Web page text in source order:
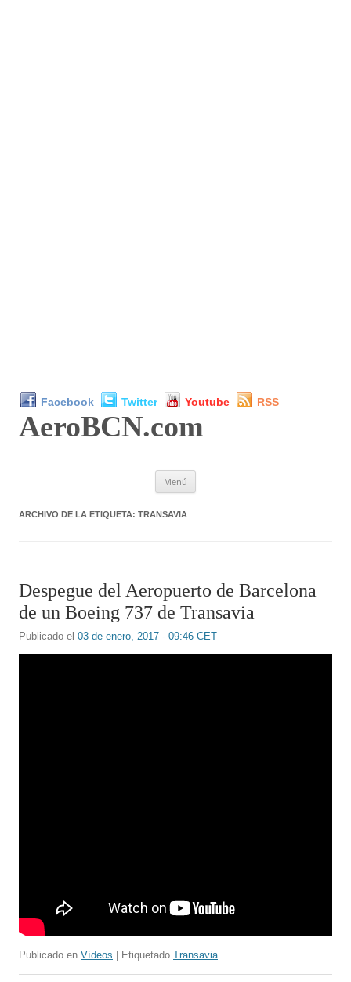
Facebook Twitter Youtube RSS
AeroBCN.com
Menú
ARCHIVO DE LA ETIQUETA: TRANSAVIA
Despegue del Aeropuerto de Barcelona
de un Boeing 737 de Transavia
Publicado el 03 de enero, 2017 - 09:46 CET
Publicado en Vídeos | Etiquetado Transavia